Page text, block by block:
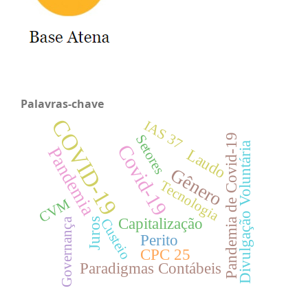
Palavras-chave
COVID-19Covid-19Gênero
Pandemia Pandemia de Covid-19
Capitalização Divulgação Voluntária
Juros
Laudo
Perito
CPC 25
Paradigmas Contábeis
Governança Custeio
Tecnologia
Setores
IAS 37
CVM